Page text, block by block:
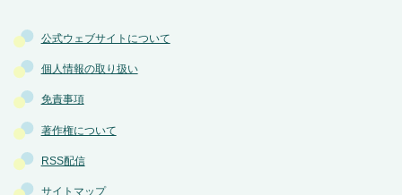
公式ウェブサイトについて
個人情報の取り扱い
免責事項
著作権について
RSS配信
サイトマップ